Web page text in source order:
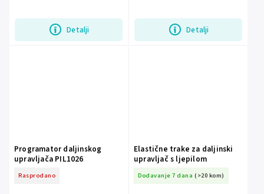
Detalji Detalji
Programator daljinskog
upravljača PIL1026
Rasprodano
Elastične trake za daljinski
upravljač s ljepilom
Dodavanje 7 dana (>20 kom)